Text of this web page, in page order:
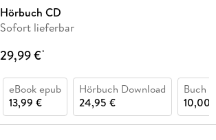
Hörbuch CD
Sofort lieferbar
29,99 €*
eBook epub
13,99 €
Hörbuch Download
24,95 €
Buch
10,00